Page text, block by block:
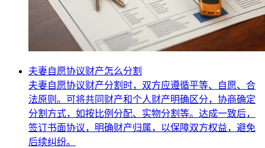
夫妻自愿协议财产怎么分割
夫妻自愿协议财产分割时，双方应遵循平等、自愿、合
法原则。可将共同财产和个人财产明确区分，协商确定
分割方式，如按比例分配、实物分割等。达成一致后，
签订书面协议，明确财产归属，以保障双方权益，避免
后续纠纷。